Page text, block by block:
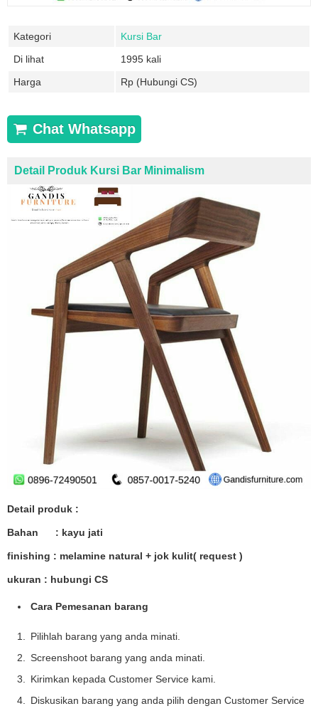
Kategori
Kursi Bar
Di lihat
1995 kali
Harga
Rp (Hubungi CS)
Chat Whatsapp
Detail Produk Kursi Bar Minimalism
Detail produk :
Bahan : kayu jati
finishing : melamine natural + jok kulit( request )
ukuran : hubungi CS
Cara Pemesanan barang
Pilihlah barang yang anda minati.
Screenshoot barang yang anda minati.
Kirimkan kepada Customer Service kami.
Diskusikan barang yang anda pilih dengan Customer Service